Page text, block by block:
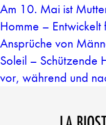
Am 10. Mai ist
Homme –
Ansprüche von
Soleil – Schützende
vor, während und